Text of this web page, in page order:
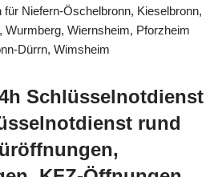
für Niefern-Öschelbronn, Kieselbronn,
Wurmberg, Wiernsheim, Pforzheim
Dürrn, Wimsheim
Schlüsselnotdienst
rund